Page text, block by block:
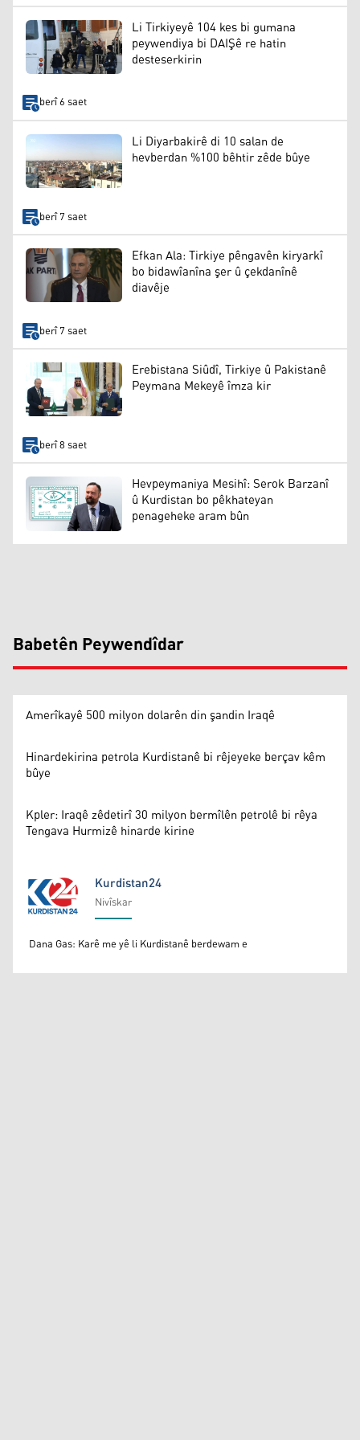
Li Tirkiyeyê 104 kes bi gumana
peywendiya bi DAIŞê re hatin
desteserkirin
berî 6 saet
Li Diyarbakirê di 10 salan de
hevberdan %100 bêhtir zêde bûye
berî 7 saet
Efkan Ala: Tirkiye pêngavên kiryarkî
bo bidawîanîna şer û çekdanînê
diavêje
berî 7 saet
Erebistana Siûdî, Tirkiye û Pakistanê
Peymana Mekeyê îmza kir
berî 8 saet
Hevpeymaniya Mesihî: Serok Barzanî
û Kurdistan bo pêkhateyan
penageheke aram bûn
Babetên Peywendîdar
Amerîkayê 500 milyon dolarên din şandin Iraqê
Hinardekirina petrola Kurdistanê bi rêjeyeke berçav kêm
bûye
Kpler: Iraqê zêdetirî 30 milyon bermîlên petrolê bi rêya
Tengava Hurmizê hinarde kirine
Kurdistan24
Kurdistan24
Nivîskar
Dana Gas: Karê me yê li Kurdistanê berdewam e